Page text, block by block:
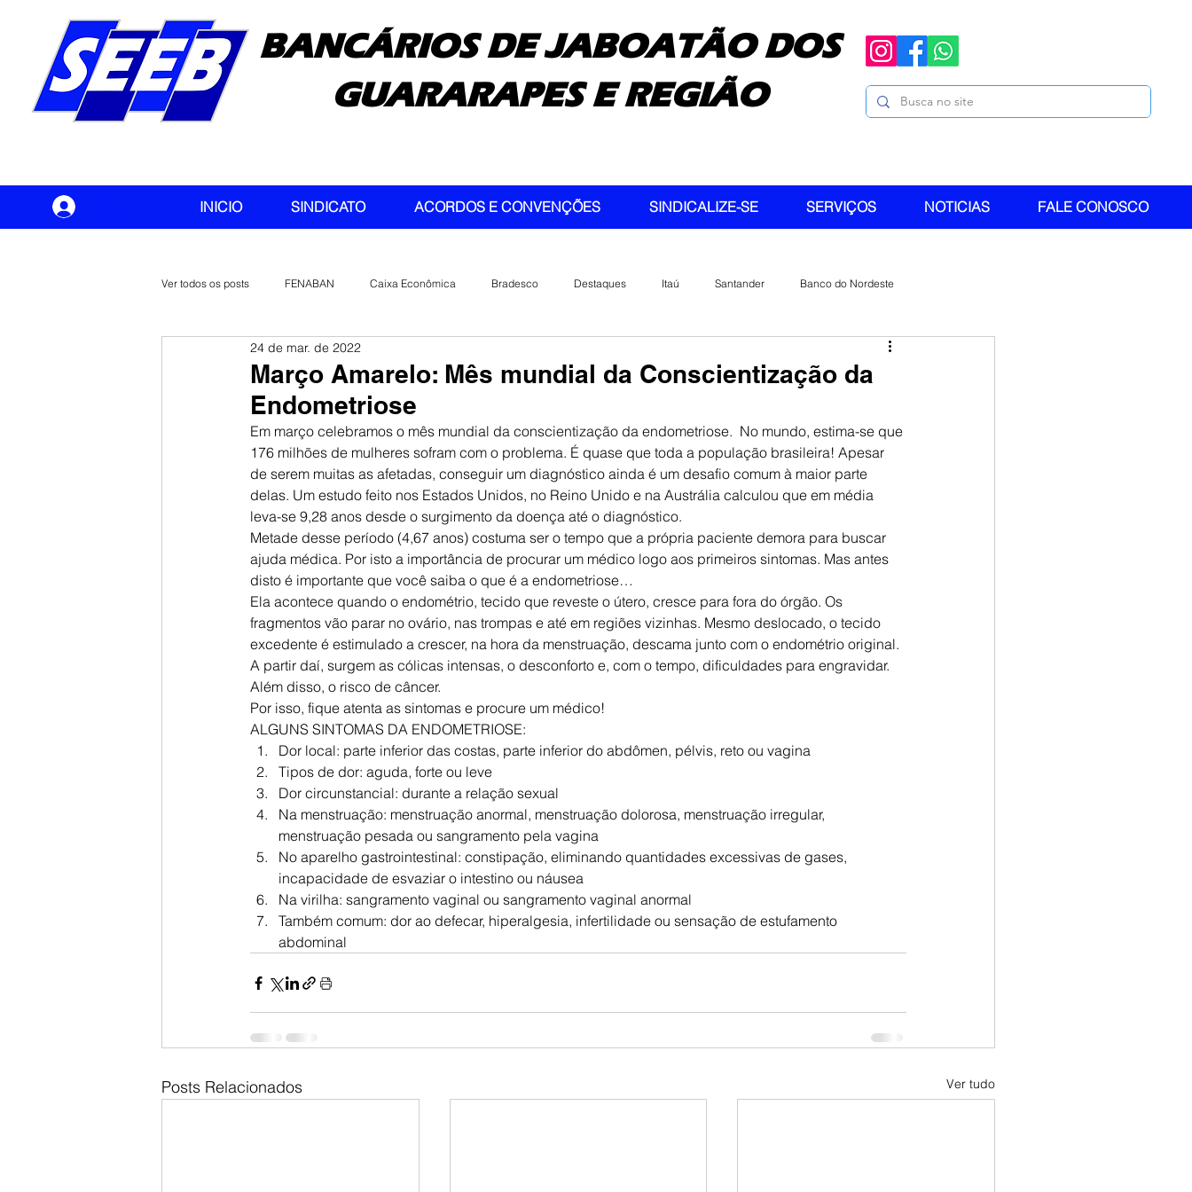
BANCÁRIOS DE JABOATÃO DOS
GUARARAPES E REGIÃO
INICIO SINDICATO ACORDOS E CONVENÇÕES SINDICALIZE-SE SERVIÇOS NOTICIAS FALE CONOSCO
Ver todos os posts FENABAN Caixa Econômica Bradesco Destaques Itaú Santander Banco do Nordeste
Banco do Brasil CONTEC
Março Amarelo: Mês mundial da Conscientização da
Endometriose
24 de mar. de 2022
Em março celebramos o mês mundial da conscientização da endometriose.  No mundo, estima-se que
176 milhões de mulheres sofram com o problema. É quase que toda a população brasileira! Apesar
de serem muitas as afetadas, conseguir um diagnóstico ainda é um desafio comum à maior parte
delas. Um estudo feito nos Estados Unidos, no Reino Unido e na Austrália calculou que em média
leva-se 9,28 anos desde o surgimento da doença até o diagnóstico.
Metade desse período (4,67 anos) costuma ser o tempo que a própria paciente demora para buscar
ajuda médica. Por isto a importância de procurar um médico logo aos primeiros sintomas. Mas antes
disto é importante que você saiba o que é a endometriose…
Ela acontece quando o endométrio, tecido que reveste o útero, cresce para fora do órgão. Os
fragmentos vão parar no ovário, nas trompas e até em regiões vizinhas. Mesmo deslocado, o tecido
excedente é estimulado a crescer, na hora da menstruação, descama junto com o endométrio original.
A partir daí, surgem as cólicas intensas, o desconforto e, com o tempo, dificuldades para engravidar.
Além disso, o risco de câncer.
Por isso, fique atenta as sintomas e procure um médico!
ALGUNS SINTOMAS DA ENDOMETRIOSE:
Dor local: parte inferior das costas, parte inferior do abdômen, pélvis, reto ou vagina
Tipos de dor: aguda, forte ou leve
Dor circunstancial: durante a relação sexual
Na menstruação: menstruação anormal, menstruação dolorosa, menstruação irregular,
menstruação pesada ou sangramento pela vagina
No aparelho gastrointestinal: constipação, eliminando quantidades excessivas de gases,
incapacidade de esvaziar o intestino ou náusea
Na virilha: sangramento vaginal ou sangramento vaginal anormal
Também comum: dor ao defecar, hiperalgesia, infertilidade ou sensação de estufamento
abdominal
Posts Relacionados Ver tudo